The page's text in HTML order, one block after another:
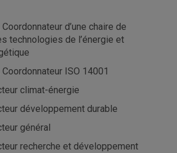
d’une chaire de
technologies de l’énergie et
ISO 14001
climat-énergie
développement durable
général
recherche et développement